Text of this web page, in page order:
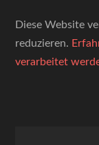
Diese Website
reduzieren.
verarbeitet